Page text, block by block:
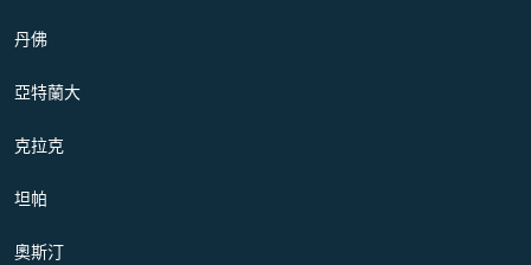
丹佛
亞特蘭大
克拉克
坦帕
奧斯汀